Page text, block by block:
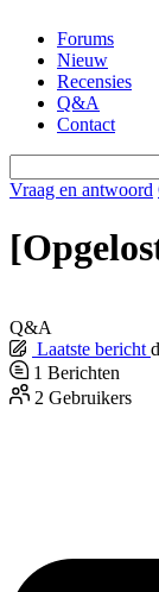
naar
inhoud
Forums
Nieuw
Recensies
Q&A
Contact
Vraag en antwoord
Q&A
Laatste bericht
1 Berichten
2 Gebruikers